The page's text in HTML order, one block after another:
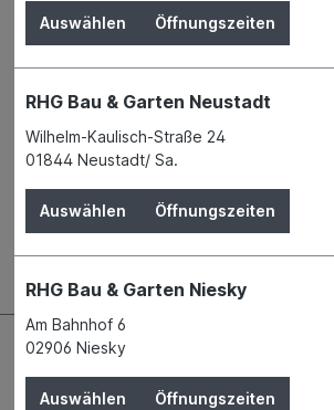
Produktnummer:02132756
Name
SAREI Haus- und
Anschrift
Mittelbacher
-
09224 Chemnitz
Telefon
+49 371 84243 - 0
E-Mail
Beschreibung
Auswählen Öffnungszeiten
RHG Bau & Garten Neustadt
Wilhelm-Kaulisch-Straße 24
01844 Neustadt/ Sa.
Auswählen Öffnungszeiten
RHG Bau & Garten Niesky
Am Bahnhof 6
02906 Niesky
Auswählen Öffnungszeiten